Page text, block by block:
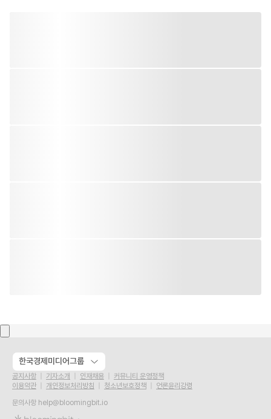
한국경제미디어그룹
공지사항 기자소개 인재채용
커뮤니티 운영정책
이용약관
개인정보처리방침 청소년보호정책
언론윤리강령
문의사항 help@bloomingbit.io